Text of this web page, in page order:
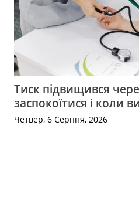
Тиск підвищився
заспокоїтися і коли
Четвер, 6 Серпня, 2026